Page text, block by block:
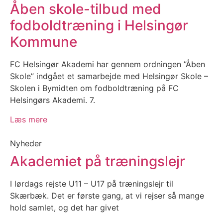
Åben skole-tilbud med
fodboldtræning i Helsingør
Kommune
FC Helsingør Akademi har gennem ordningen ”Åben
Skole” indgået et samarbejde med Helsingør Skole –
Skolen i Bymidten om fodboldtræning på FC
Helsingørs Akademi. 7.
Læs mere
Nyheder
Akademiet på træningslejr
I lørdags rejste U11 – U17 på træningslejr til
Skærbæk. Det er første gang, at vi rejser så mange
hold samlet, og det har givet